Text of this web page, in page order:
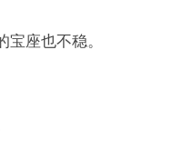
座也不稳。